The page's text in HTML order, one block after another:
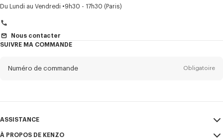
Titre Obligatoire
Du Lundi au Vendredi 9h30 - 17h30 (Paris)
Nous contacter
SUIVRE MA COMMANDE
Numéro de commande Obligatoire
ASSISTANCE
À PROPOS DE KENZO